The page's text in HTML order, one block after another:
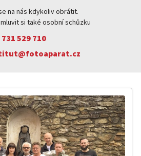
na nás kdykoliv obrátit.
si také osobní schůzku
731 529 710